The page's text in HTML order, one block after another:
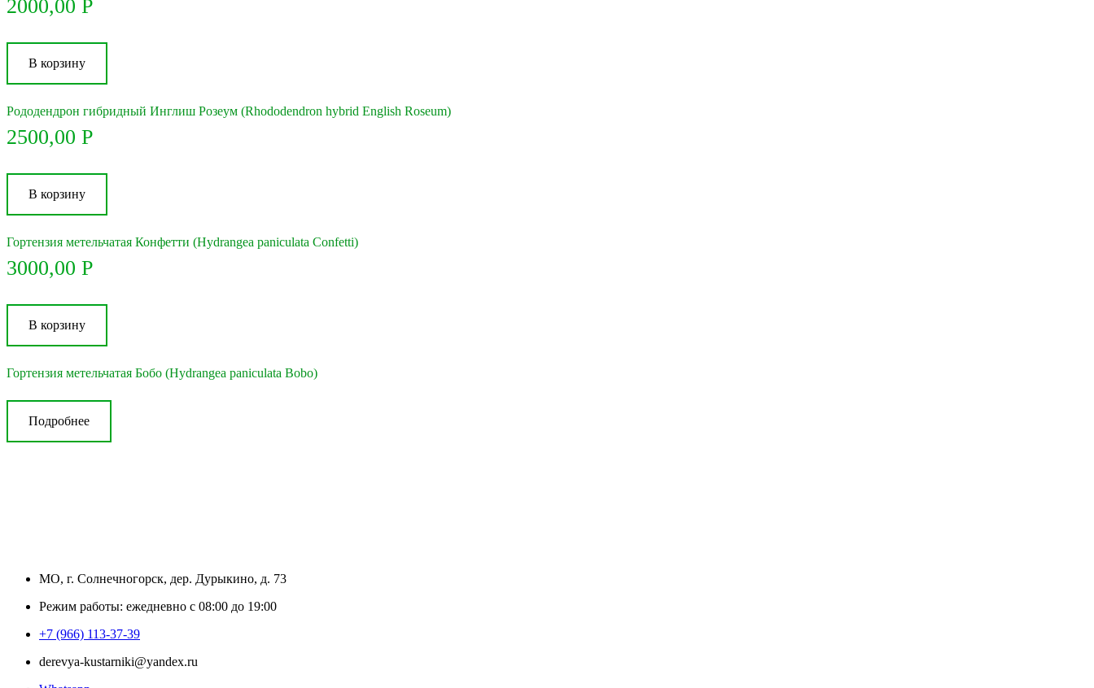
2000,00 Р
В корзину
Рододендрон гибридный Инглиш Розеум (Rhododendron hybrid English Roseum)
2500,00 Р
В корзину
Гортензия метельчатая Конфетти (Hydrangea paniculata Confetti)
3000,00 Р
В корзину
Гортензия метельчатая Бобо (Hydrangea paniculata Bobo)
Подробнее
МО, г. Солнечногорск, дер. Дурыкино, д. 73
Режим работы: ежедневно с 08:00 до 19:00
+7 (966) 113-37-39
derevya-kustarniki@yandex.ru